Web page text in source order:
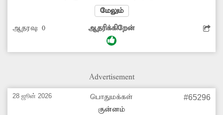
இருந்து இறையூர் கிராமத்திற்குச் செல்லும் வழிப்
பகுதியில், பொதுமக்கள் சாலையைக் கடக்க
முடியாமல் மிகவும் சிரமப்பட்டு வருகின்றனர்.
இந்த வழியே செல்லும் வாகனங்கள்
ஏற்படும் அபாயம் நிலவுகிறது. எனவே,
கொண்டு, இந்தச் சந்திப்பில் வேகத்தடை
அமைத்துத் தர சம்பந்தப்பட்ட அதிகாரிகள்
மேலும்
ஆதரவு: 0 ஆதரிக்கிறேன்
Advertisement
28 ஜூன் 2026
பொதுமக்கள்
குன்னம்
#65296